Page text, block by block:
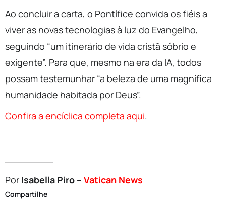
Ao concluir a carta, o Pontífice convida os fiéis a
viver as novas tecnologias à luz do Evangelho,
seguindo “um itinerário de vida cristã sóbrio e
exigente”. Para que, mesmo na era da IA, todos
possam testemunhar “a beleza de uma magnífica
humanidade habitada por Deus”.
Confira a encíclica completa aqui.
Por Isabella Piro – Vatican News
Compartilhe